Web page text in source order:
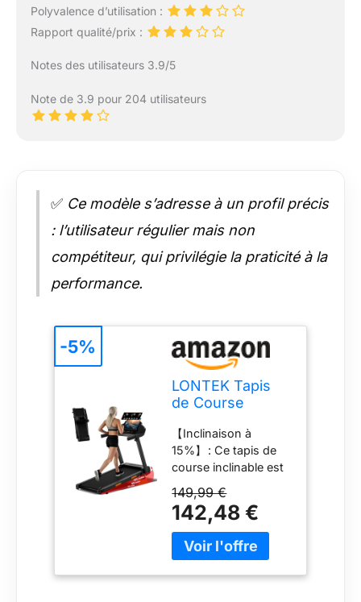
Polyvalence d’utilisation :
Rapport qualité/prix :
Notes des utilisateurs 3.9/5
Note de 3.9 pour 204 utilisateurs
✅ Ce modèle s’adresse à un profil précis
: l’utilisateur régulier mais non
compétiteur, qui privilégie la praticité à la
performance.
LONTEK Tapis
de Course
15%
【Inclinaison à
15%】 : Ce tapis de
course inclinable est
inclinaison réglable
jusqu’à 15%, simulant
une expérience de
course en montagne
149,99 €
142,48 €
-5%